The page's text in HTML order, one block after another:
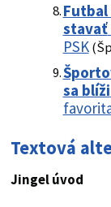
Futbal
stavať
PSK
sa blíži
Textová
Jingel úvod